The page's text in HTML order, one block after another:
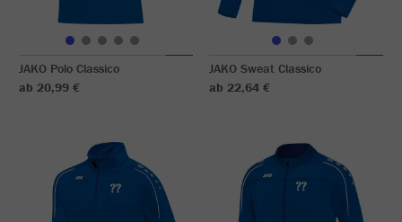
JAKO Polo Classico
ab 20,99 €
JAKO Sweat Classico
ab 22,64 €